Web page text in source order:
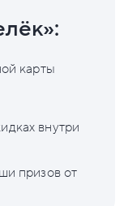
карты
внутри
призов от